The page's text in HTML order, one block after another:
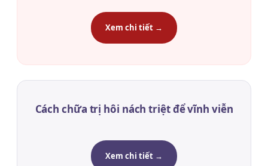
Xem chi tiết →
Cách chữa trị hôi nách triệt để vĩnh viễn
Xem chi tiết →